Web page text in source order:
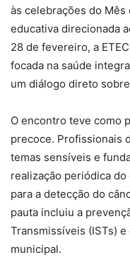
às celebrações do Mês
educativa direcionada
28 de fevereiro, a
focada na saúde
um diálogo direto
O encontro teve como
precoce. Profissionais
temas sensíveis e
realização periódica do
para a detecção do
pauta incluiu a
Transmissíveis (ISTs)
municipal.